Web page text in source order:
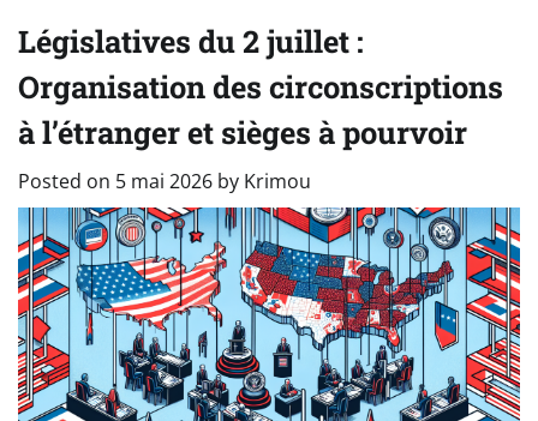
Législatives du 2 juillet :
Organisation des circonscriptions
à l’étranger et sièges à pourvoir
Posted on 5 mai 2026 by Krimou